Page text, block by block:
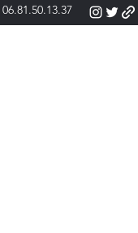
06.81.50.13.37